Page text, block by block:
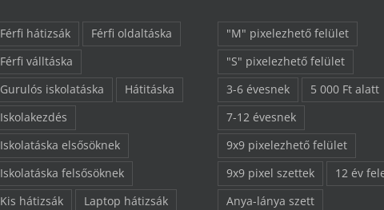
Férfi hátizsák
Férfi oldaltáska
Férfi válltáska
Gurulós iskolatáska
Hátitáska
Iskolakezdés
Iskolatáska elsősöknek
Iskolatáska felsősöknek
Kis hátizsák
Laptop hátizsák
"M" pixelezhető felület
"S" pixelezhető felület
3-6 évesnek
5 000 Ft alatt
7-12 évesnek
9x9 pixelezhető felület
9x9 pixel szettek
12 év
Anya-lánya szett